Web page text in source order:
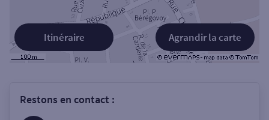
Agrandir la carte
Itinéraire
Restons en contact :